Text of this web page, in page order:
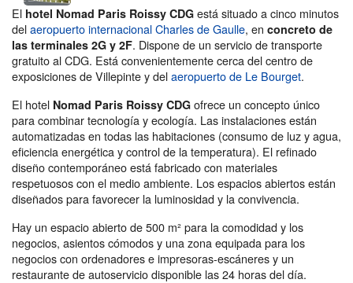
El hotel Nomad Paris Roissy CDG está situado a cinco minutos
delaeropuerto internacional Charles de Gaulle, en concreto de
las terminales 2G y 2F. Dispone de un servicio de transporte
gratuito al CDG. Está convenientemente cerca del centro de
exposiciones de Villepinte y delaeropuerto de Le Bourget.
El hotel Nomad Paris Roissy CDG ofrece un concepto único
para combinar tecnología y ecología. Las instalaciones están
automatizadas en todas las habitaciones (consumo de luz y agua,
eficiencia energética y control de la temperatura). El refinado
diseño contemporáneo está fabricado con materiales
respetuosos con el medio ambiente. Los espacios abiertos están
diseñados para favorecer la luminosidad y la convivencia.
Hay un espacio abierto de 500 m² para la comodidad y los
negocios, asientos cómodos y una zona equipada para los
negocios con ordenadores e impresoras-escáneres y un
restaurante de autoservicio disponible las 24 horas del día.